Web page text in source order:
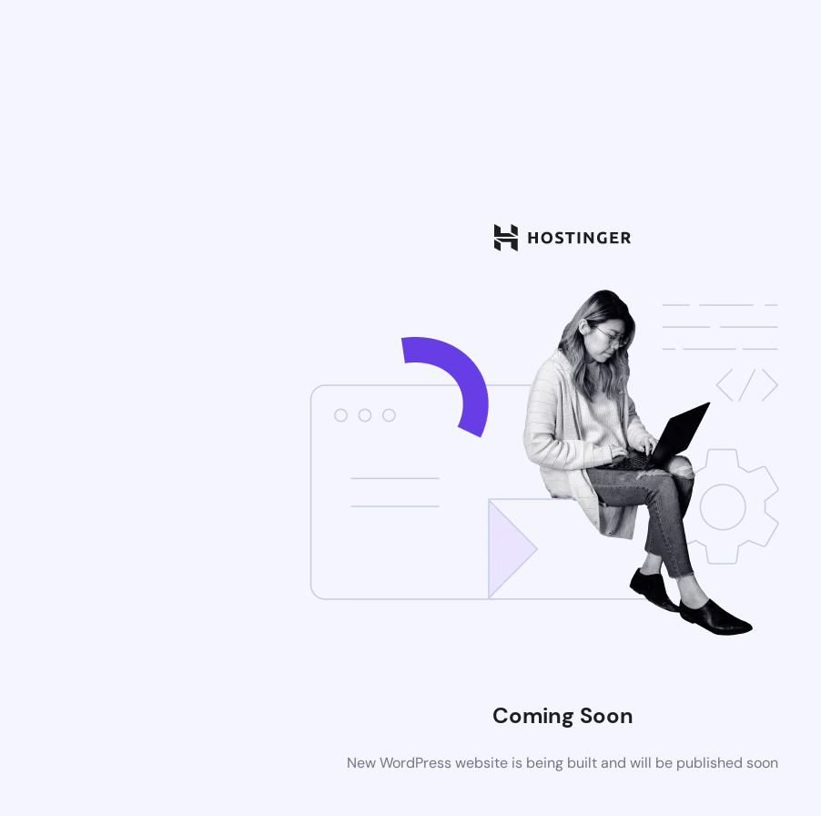
Coming Soon
New WordPress website is being built and will be published soon